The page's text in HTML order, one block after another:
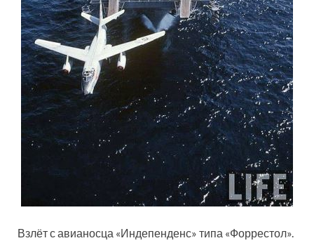
Взлёт с авианосца «Индепенденс» типа «Форрестол».